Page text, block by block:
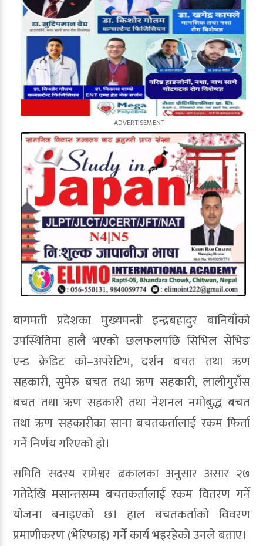
बागमती प्रदेशका मुख्यमन्त्री इन्द्रबहादुर बानियाँको
उपस्थितिमा हालै भएको छलफलपछि सिभिल सेभिङ
एन्ड क्रेडिट को–अपरेटिभ, दर्शन बचत तथा ऋण
सहकारी, सुमेरु बचत तथा ऋण सहकारी, लालीगुराँस
बचत तथा ऋण सहकारी तथा नेशनल नमोबुद्ध बचत
तथा ऋण सहकारीका साना बचतकर्तालाई रकम फिर्ता
गर्ने निर्णय गरिएको हो।
समिति सदस्य रामेश्वर ढकालका अनुसार असार २७
गतेदेखि मसान्तसम्म बचतकर्तालाई रकम वितरण गर्ने
योजना बनाइएको छ। हाल बचतकर्ताको विवरण
प्रमाणीकरण (भेरिफाइ) गर्ने कार्य भइरहेको उनले बताए।